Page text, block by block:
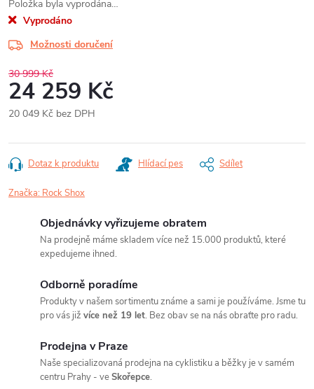
Položka byla vyprodána…
Vyprodáno
Možnosti doručení
30 999 Kč
24 259 Kč
20 049 Kč bez DPH
cena:
Dotaz k produktu Hlídací pes Sdílet
Značka: Rock Shox
Objednávky vyřizujeme obratem
Na prodejně máme skladem více než 15.000 produktů, které
expedujeme ihned.
Odborně poradíme
Produkty v našem sortimentu známe a sami je používáme. Jsme tu
pro vás již více než 19 let. Bez obav se na nás obraťte pro radu.
Prodejna v Praze
Naše specializovaná prodejna na cyklistiku a běžky je v samém
centru Prahy - veSkořepce.